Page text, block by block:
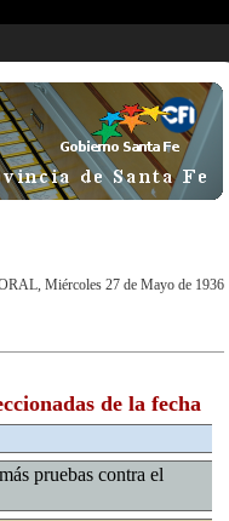
Miércoles 27 de Mayo de 1936
de la fecha
pruebas contra el